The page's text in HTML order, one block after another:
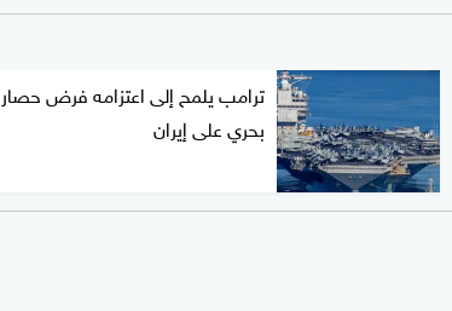
ترامب يلمح إلى اعتزامه فرض حصار
بحري على إيران